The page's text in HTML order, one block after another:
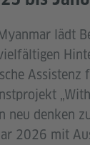
lädt
Assistenz
neu denken
2026 mit